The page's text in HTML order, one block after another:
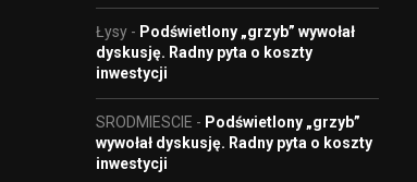
Łysy - Podświetlony „grzyb” wywołał
dyskusję. Radny pyta o koszty
inwestycji
SRODMIESCIE - Podświetlony „grzyb”
wywołał dyskusję. Radny pyta o koszty
inwestycji